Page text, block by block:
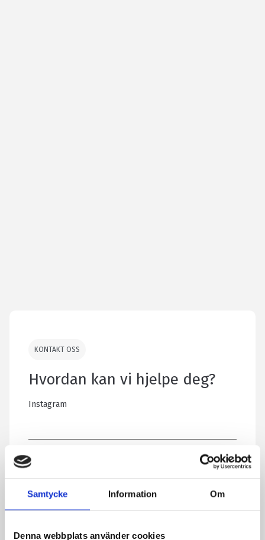
Samtycke Information Om
Denna webbplats använder cookies
KONTAKT OSS
Hvordan kan vi hjelpe deg?
Instagram
Dette feltet brukes til validering og bør stå
uendret.
Selger e -post